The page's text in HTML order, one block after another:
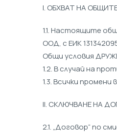
I. ОБХВАТ НА
1.1. Настоящите
ООД, с ЕИК
Общи условия
1.2. В случай на
1.3. Всички
II. СКЛЮЧВАНЕ НА
2.1. „Договор“ по